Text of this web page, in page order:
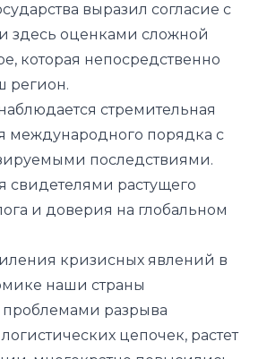
выразил согласие с
здесь оценками сложной
которая непосредственно
регион.
стремительная
международного порядка с
последствиями.
свидетелями растущего
и доверия на глобальном
кризисных явлений в
наши страны
проблемами разрыва
цепочек, растет